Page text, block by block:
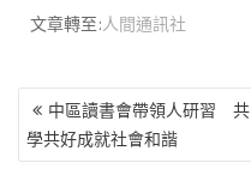
文章轉至: 人間通訊社
文
章
導
中區讀書會帶領人研習 共
學共好成就社會和諧